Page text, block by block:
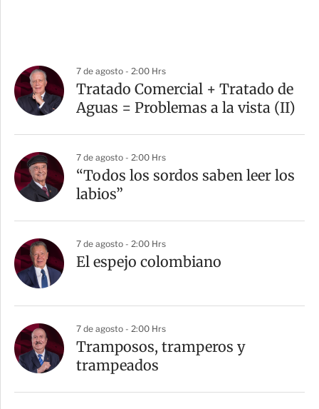
7 de agosto - 2:00 Hrs
Tratado Comercial + Tratado de
Aguas = Problemas a la vista (II)
7 de agosto - 2:00 Hrs
“Todos los sordos saben leer los
labios”
7 de agosto - 2:00 Hrs
El espejo colombiano
7 de agosto - 2:00 Hrs
Tramposos, tramperos y
trampeados